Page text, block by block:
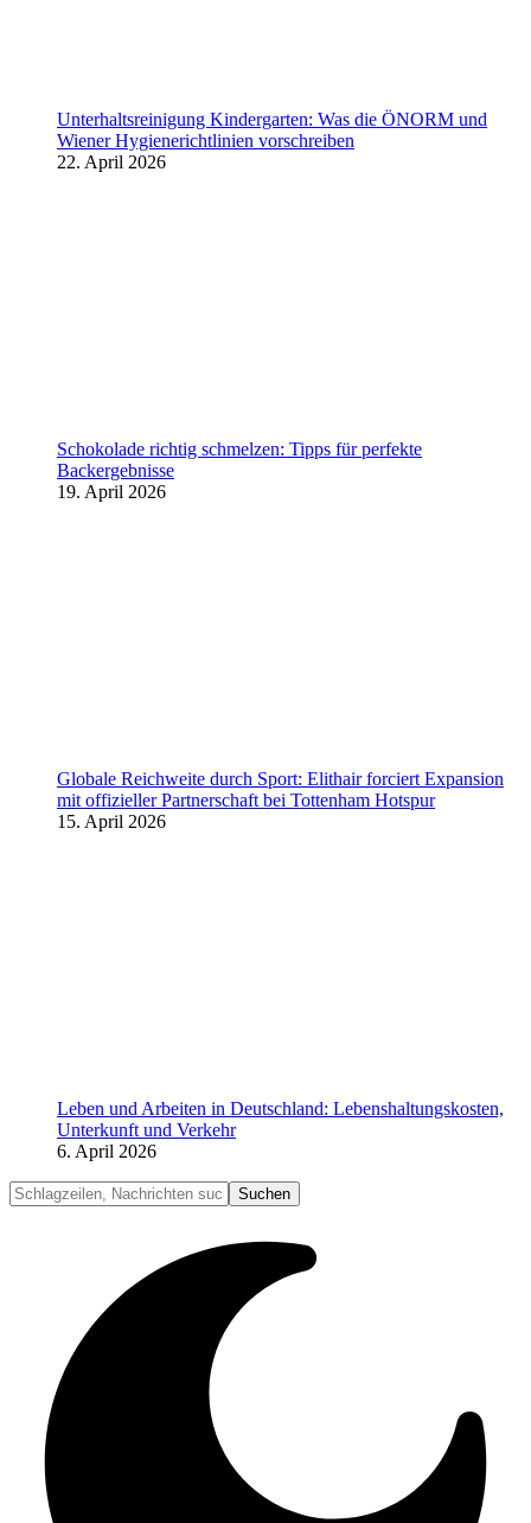
Unterhaltsreinigung Kindergarten: Was die ÖNORM und
Wiener Hygienerichtlinien vorschreiben
22. April 2026
Schokolade richtig schmelzen: Tipps für perfekte
Backergebnisse
19. April 2026
Globale Reichweite durch Sport: Elithair forciert Expansion
mit offizieller Partnerschaft bei Tottenham Hotspur
15. April 2026
Leben und Arbeiten in Deutschland: Lebenshaltungskosten,
Unterkunft und Verkehr
6. April 2026